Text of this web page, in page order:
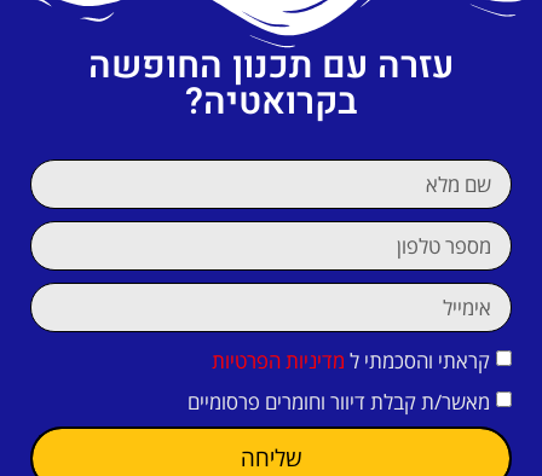
עזרה עם תכנון החופשה
בקרואטיה?
קראתי והסכמתי ל מדיניות הפרטיות
מאשר/ת קבלת דיוור וחומרים פרסומיים
שליחה